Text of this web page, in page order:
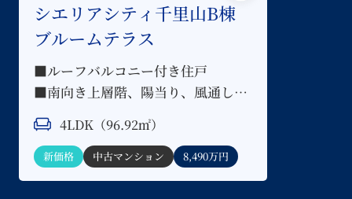
シエリアシティ千里山B棟
ブルームテラス
■ルーフバルコニー付き住戸
■南向き上層階、陽当り、風通し共
に良好な間取り
4LDK（96.92㎡）
新価格 中古マンション 8,490万円